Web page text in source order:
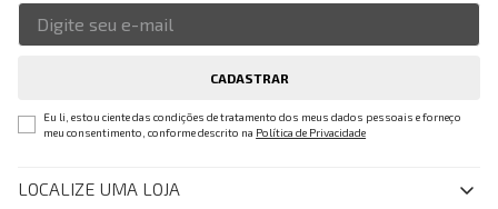
CADASTRAR
Eu li, estou ciente das condições de tratamento dos meus dados pessoais e forneço
meu consentimento, conforme descrito na Política de Privacidade
LOCALIZE UMA LOJA